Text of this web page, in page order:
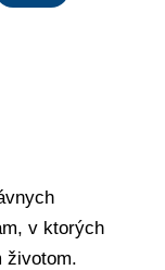
v ktorých
životom.